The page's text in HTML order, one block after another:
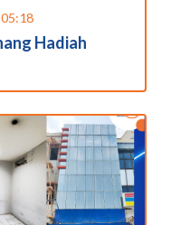
Hadiah